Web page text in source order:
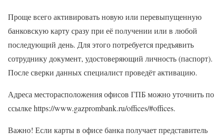
Проще всего активировать новую или перевыпущенную
банковскую карту сразу при её получении или в любой
последующий день. Для этого потребуется предъявить
сотруднику документ, удостоверяющий личность (паспорт).
После сверки данных специалист проведёт активацию.
Адреса месторасположения офисов ГПБ можно уточнить по
ссылке https://www.gazprombank.ru/offices/#offices.
Важно! Если карты в офисе банка получает представитель